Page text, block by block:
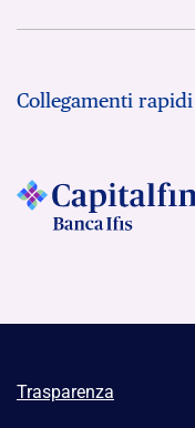
Collegamenti rapidi
Trasparenza